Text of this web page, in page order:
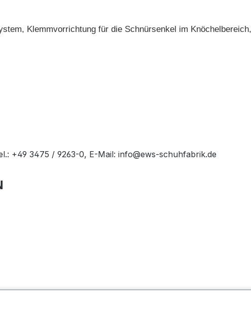
Klemmvorrichtung für die Schnürsenkel im
+49 3475 / 9263-0, E-Mail: info@ews-schuhfabrik.de